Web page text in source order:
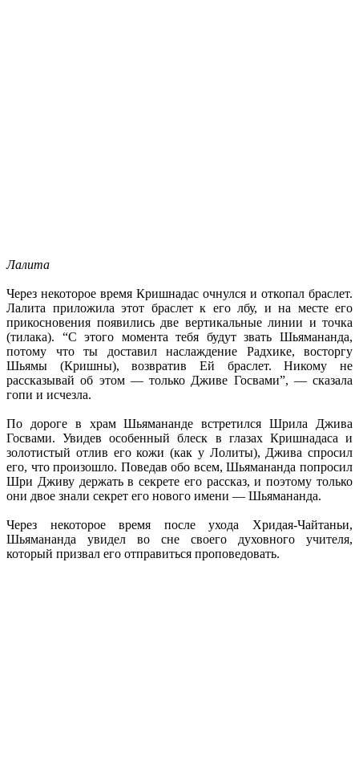
Лалита
Через некоторое время Кришнадас очнулся и откопал браслет.
Лалита приложила этот браслет к его лбу, и на месте его
прикосновения появились две вертикальные линии и точка
(тилака). “С этого момента тебя будут звать Шьямананда,
потому что ты доставил наслаждение Радхике, восторгу
Шьямы (Кришны), возвратив Ей браслет. Никому не
рассказывай об этом — только Дживе Госвами”, — сказала
гопи и исчезла.
По дороге в храм Шьямананде встретился Шрила Джива
Госвами. Увидев особенный блеск в глазах Кришнадаса и
золотистый отлив его кожи (как у Лолиты), Джива спросил
его, что произошло. Поведав обо всем, Шьямананда попросил
Шри Дживу держать в секрете его рассказ, и поэтому только
они двое знали секрет его нового имени — Шьямананда.
Через некоторое время после ухода Хридая-Чайтаньи,
Шьямананда увидел во сне своего духовного учителя,
который призвал его отправиться проповедовать.